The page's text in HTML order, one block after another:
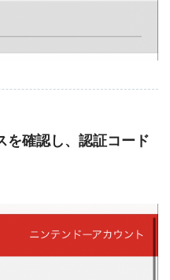
を確認し、認証コード